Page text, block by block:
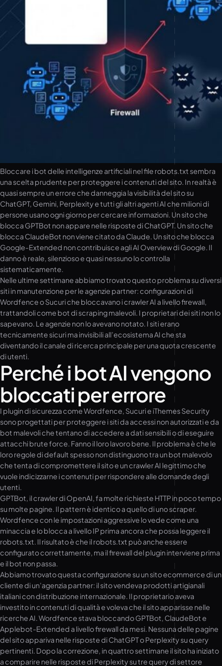
Bloccare i bot delle intelligenze artificiali nel file robots.txt sembra
una scelta prudente per proteggere i contenuti del sito. In realtà è
quasi sempre un errore che danneggia la visibilità del sito su
ChatGPT, Gemini, Perplexity e tutti gli altri agenti AI che milioni di
persone usano ogni giorno per cercare informazioni. Un sito che
blocca GPTBot non appare nelle risposte di ChatGPT. Un sito che
blocca ClaudeBot non viene citato da Claude. Un sito che blocca
Google-Extended non contribuisce agli AI Overview di Google. Il
danno è reale, silenzioso e quasi nessuno lo controlla
sistematicamente.
Nelle ultime settimane abbiamo trovato questo problema su diversi
siti in manutenzione per le agenzie partner: configurazioni di
Wordfence o Sucuri che bloccavano i crawler AI a livello firewall,
trattandoli come bot di scraping malevoli. I proprietari dei siti non lo
sapevano. Le agenzie non lo avevano notato. I siti erano
tecnicamente sicuri ma invisibili all’ecosistema AI che sta
diventando il canale di ricerca principale per una quota crescente
di utenti.
Perché i bot AI vengono
bloccati per errore
I plugin di sicurezza come Wordfence, Sucuri e iThemes Security
sono progettati per proteggere i siti da accessi non autorizzati e da
bot malevoli che tentano di accedere a dati sensibili o di eseguire
attacchi brute force. Fanno il loro lavoro bene. Il problema è che le
loro regole di default spesso non distinguono tra un bot malevolo
che tenta di compromettere il sito e un crawler AI legittimo che
vuole indicizzarne i contenuti per rispondere alle domande degli
utenti.
GPTBot, il crawler di OpenAI, fa molte richieste HTTP in poco tempo
su molte pagine. Il pattern è identico a quello di uno scraper.
Wordfence con le impostazioni aggressive lo vede come una
minaccia e lo blocca a livello IP prima ancora che possa leggere il
robots.txt. Il risultato è che il robots.txt può anche essere
configurato correttamente, ma il firewall del plugin interviene prima
e il bot non passa.
Abbiamo trovato questa configurazione su un sito ecommerce di un
cliente di un’agenzia partner: il sito vendeva prodotti artigianali
italiani con distribuzione internazionale. Il proprietario aveva
investito in contenuti di qualità e voleva che il sito apparisse nelle
ricerche AI. Wordfence stava bloccando GPTBot, ClaudeBot e
Applebot-Extended a livello firewall da mesi. Nessuna delle pagine
del sito appariva nelle risposte di ChatGPT o Perplexity su query
pertinenti. Dopo la correzione, in quattro settimane il sito ha iniziato
a comparire nelle risposte di Perplexity su tre query di settore